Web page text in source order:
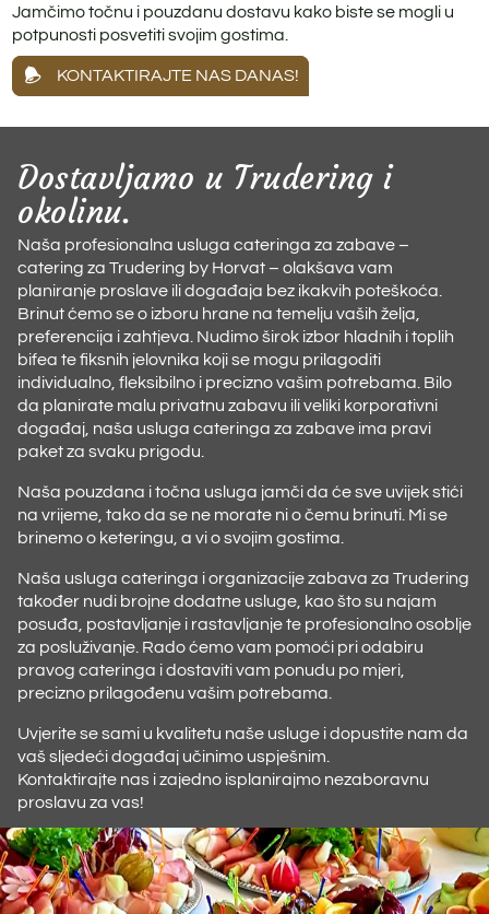
Jamčimo točnu i pouzdanu dostavu kako biste se mogli u
potpunosti posvetiti svojim gostima.
KONTAKTIRAJTE NAS DANAS!
Dostavljamo u Trudering i
okolinu.
Naša profesionalna usluga cateringa za zabave –
catering za Trudering by Horvat – olakšava vam
planiranje proslave ili događaja bez ikakvih poteškoća.
Brinut ćemo se o izboru hrane na temelju vaših želja,
preferencija i zahtjeva. Nudimo širok izbor hladnih i toplih
bifea te fiksnih jelovnika koji se mogu prilagoditi
individualno, fleksibilno i precizno vašim potrebama. Bilo
da planirate malu privatnu zabavu ili veliki korporativni
događaj, naša usluga cateringa za zabave ima pravi
paket za svaku prigodu.
Naša pouzdana i točna usluga jamči da će sve uvijek stići
na vrijeme, tako da se ne morate ni o čemu brinuti. Mi se
brinemo o keteringu, a vi o svojim gostima.
Naša usluga cateringa i organizacije zabava za Trudering
također nudi brojne dodatne usluge, kao što su najam
posuđa, postavljanje i rastavljanje te profesionalno osoblje
za posluživanje. Rado ćemo vam pomoći pri odabiru
pravog cateringa i dostaviti vam ponudu po mjeri,
precizno prilagođenu vašim potrebama.
Uvjerite se sami u kvalitetu naše usluge i dopustite nam da
vaš sljedeći događaj učinimo uspješnim.
Kontaktirajte nas i zajedno isplanirajmo nezaboravnu
proslavu za vas!